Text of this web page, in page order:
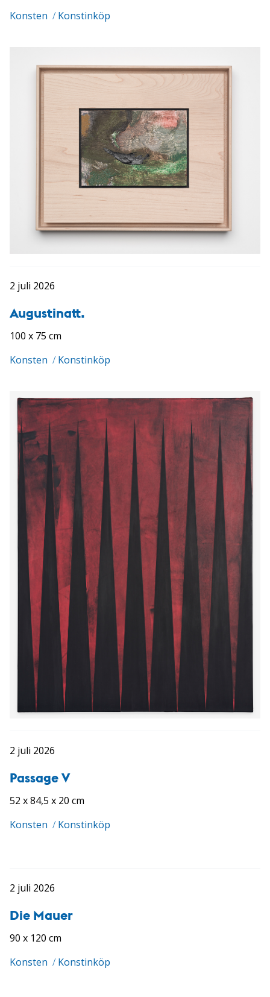
Konsten / Konstinköp
2 juli 2026
Augustinatt.
100 x 75 cm
Konsten / Konstinköp
2 juli 2026
Passage V
52 x 84,5 x 20 cm
Konsten / Konstinköp
2 juli 2026
Die Mauer
90 x 120 cm
Konsten / Konstinköp